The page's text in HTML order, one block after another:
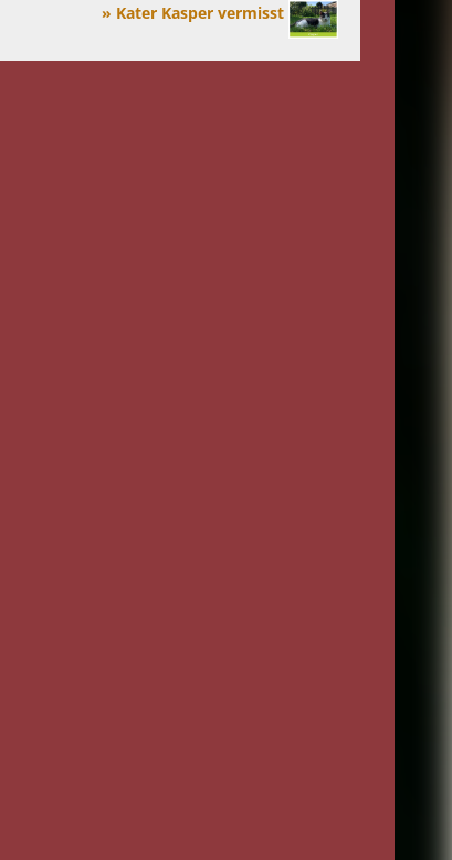
» Kater Kasper vermisst